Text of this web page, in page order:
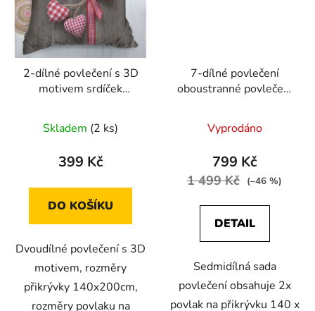
2-dílné povlečení s 3D
motivem srdíček
jednolůžkové
Skladem (2 ks)
399 Kč
DO KOŠÍKU
Dvoudílné povlečení s 3D
motivem, rozměry
přikrývky 140x200cm,
rozměry povlaku na
7-dílné povlečení
oboustranné povlečení
puntíkem 140x200
Vyprodáno
799 Kč
1 499 Kč (–46 %)
DETAIL
Sedmidílná sada
povlečení obsahuje 2x
povlak na přikrývku 140 x